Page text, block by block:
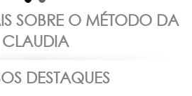
SOBRE O MÉTODO DA
CLAUDIA
DESTAQUES